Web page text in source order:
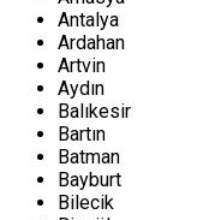
Antalya
Ardahan
Artvin
Aydın
Balıkesir
Bartın
Batman
Bayburt
Bilecik